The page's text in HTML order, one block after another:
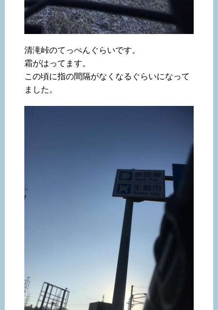
清滝峠のてっぺんぐらいです。
霜がはってます。
この頃に指の間隔がなくなるぐらいになって
ました。